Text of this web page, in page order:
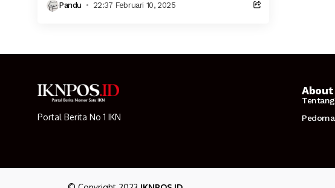
permasalahan lingkungan di Teluk...
Pandu 22:37 Februari 10, 2025
Portal Berita No 1 IKN
About